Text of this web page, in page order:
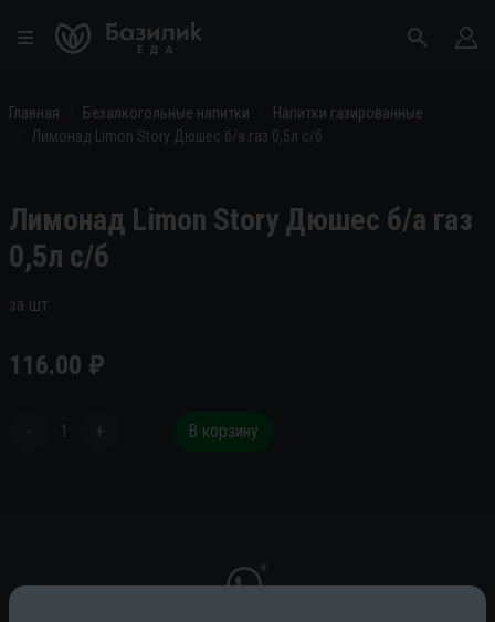
Главная Безалкогольные напитки
Напитки газированные
Лимонад Limon Story Дюшес б/а газ 0,5л с/б
Лимонад Limon Story Дюшес б/а газ
0,5л с/б
за шт
116.00 ₽
- 1 + В корзину
*